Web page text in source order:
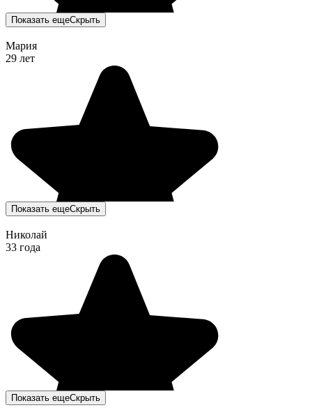
Показать ещеСкрыть
Мария
29 лет
Показать ещеСкрыть
Николай
33 года
Показать ещеСкрыть